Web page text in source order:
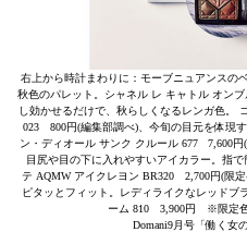
右上から時計まわりに：モーブニュアンスの
秋色のパレット。シャネル レ キャトル オン
し効かせるだけで、秋らしくなるレンガ色。
023 800円(編集部調べ)、今旬の目元を体現
ン・ディオール サンク クルール 677 7,600
目尻や目の下に入れやすいアイカラー。指
テ AQMW アイクレヨン BR320 2,700円(限
ピタッとフィット。レディライクなレッドブ
ーム 810 3,900円 ※限定色
Domani9月号「働く女